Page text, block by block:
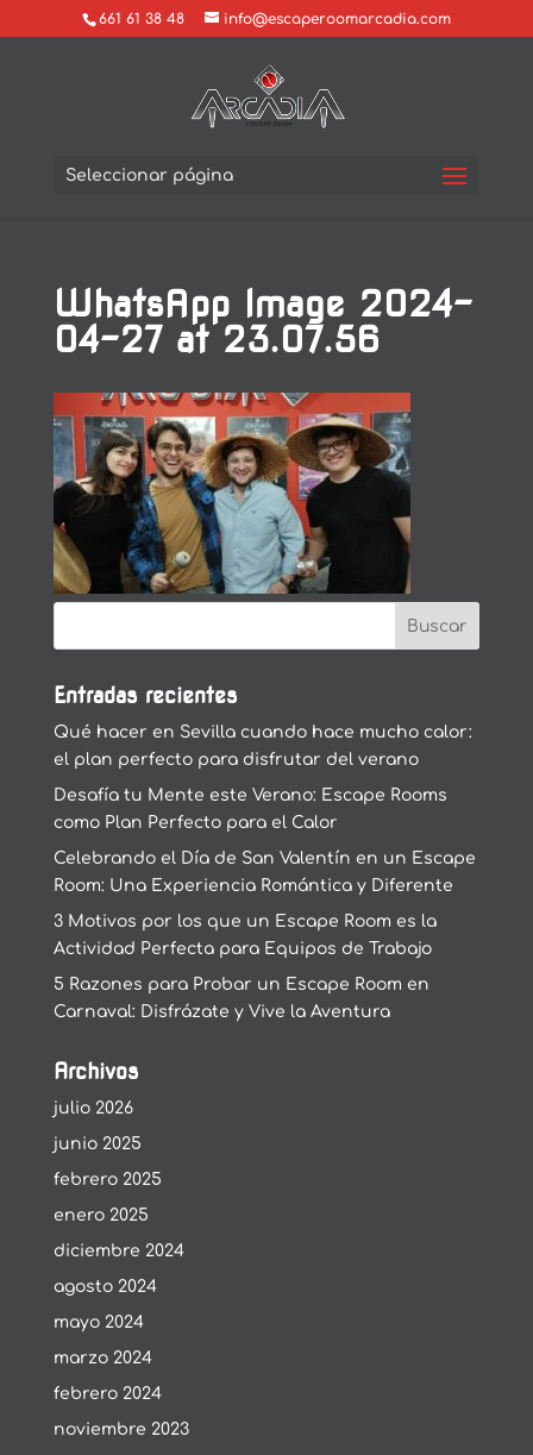
661 61 38 48 info@escaperoomarcadia.com
Seleccionar página
WhatsApp Image 2024-
04-27 at 23.07.56
Entradas recientes
Qué hacer en Sevilla cuando hace mucho calor:
el plan perfecto para disfrutar del verano
Desafía tu Mente este Verano: Escape Rooms
como Plan Perfecto para el Calor
Celebrando el Día de San Valentín en un Escape
Room: Una Experiencia Romántica y Diferente
3 Motivos por los que un Escape Room es la
Actividad Perfecta para Equipos de Trabajo
5 Razones para Probar un Escape Room en
Carnaval: Disfrázate y Vive la Aventura
Archivos
julio 2026
junio 2025
febrero 2025
enero 2025
diciembre 2024
agosto 2024
mayo 2024
marzo 2024
febrero 2024
noviembre 2023